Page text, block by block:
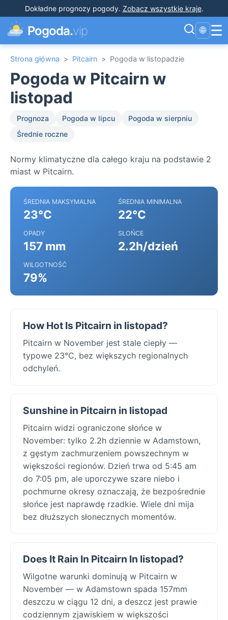
Dokładne prognozy pogody. Zobacz wszystkie kraje.
Pogoda.vip 🌐 ☰
Strona główna > Pitcairn > Pogoda w listopadzie
Pogoda w Pitcairn w
listopad
Prognoza Pogoda w lipcu
Pogoda w sierpniu
Średnie roczne
Normy klimatyczne dla całego kraju na podstawie 2
miast w Pitcairn.
ŚREDNIA MAKSYMALNA
23°C
ŚREDNIA MINIMALNA
22°C
OPADY
157 mm
SŁOŃCE
2.2h/dzień
WILGOTNOŚĆ
79%
How Hot Is Pitcairn in listopad?
Pitcairn w November jest stale ciepły —
typowe 23°C, bez większych regionalnych
odchyleń.
Sunshine in Pitcairn in listopad
Pitcairn widzi ograniczone słońce w
November: tylko 2.2h dziennie w Adamstown,
z gęstym zachmurzeniem powszechnym w
większości regionów. Dzień trwa od 5:45 am
do 7:05 pm, ale uporczywe szare niebo i
pochmurne okresy oznaczają, że bezpośrednie
słońce jest naprawdę rzadkie. Wiele dni mija
bez dłuższych słonecznych momentów.
Does It Rain In Pitcairn In listopad?
Wilgotne warunki dominują w Pitcairn w
November — w Adamstown spada 157mm
deszczu w ciągu 12 dni, a deszcz jest prawie
codziennym zjawiskiem w większości